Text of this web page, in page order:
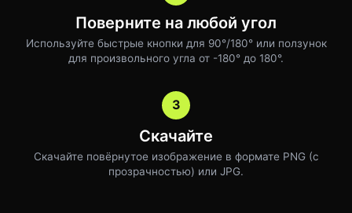
Поверните на любой угол
Используйте быстрые кнопки для 90°/180° или ползунок
для произвольного угла от -180° до 180°.
3
Скачайте
Скачайте повёрнутое изображение в формате PNG (с
прозрачностью) или JPG.